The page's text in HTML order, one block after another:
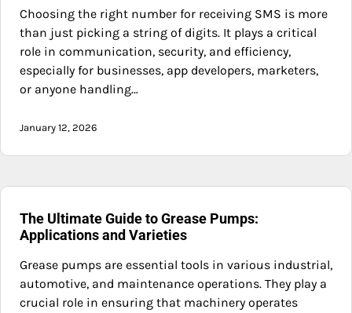
Choosing the right number for receiving SMS is more
than just picking a string of digits. It plays a critical
role in communication, security, and efficiency,
especially for businesses, app developers, marketers,
or anyone handling…
January 12, 2026
The Ultimate Guide to Grease Pumps:
Applications and Varieties
Grease pumps are essential tools in various industrial,
automotive, and maintenance operations. They play a
crucial role in ensuring that machinery operates